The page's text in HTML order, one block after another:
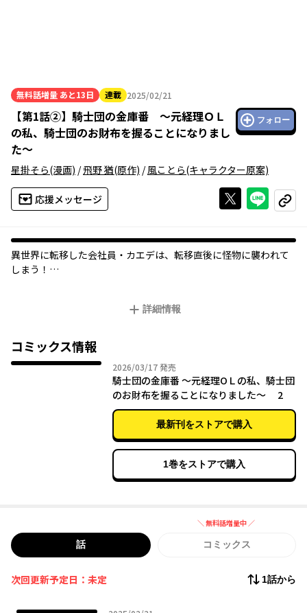
無料話増量 あと13日 連載 2025/02/21
2025年02月21日
【第1話②】 騎士団の金庫番 ～元経理ＯＬ
の私、騎士団のお財布を握ることになりまし
た～
フォロー
星掛そら(漫画) /飛野 猶(原作) /風ことら(キャラクター原案)
応援メッセージ Xで投稿する
ライン
コピー
異世界に転移した会社員・カエデは、転移直後に怪物に襲われて
しまう！
そのままフランツの所属する西方騎士団に同行することに。
ということがわかり――？
詳細情報
コミックス情報
2026/03/172026年03月17日
発売
騎士団の金庫番 ～元経理ОＬの私、騎士団
のお財布を握ることになりました～ 2
最新刊をストアで購入
1巻をストアで購入
＼ 無料話増量中 ／
話 無料話増量中
コミックス
次回更新予定日：未定 1話から